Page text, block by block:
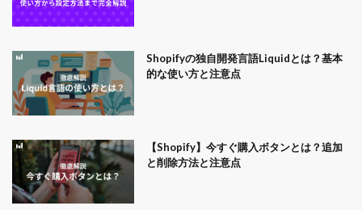
Shopifyの独自開発言語Liquidとは？基本
的な使い方と注意点
【Shopify】今すぐ購入ボタンとは？追加
と削除方法と注意点